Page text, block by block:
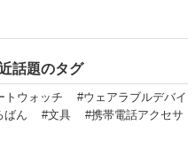
話題のタグ
トウォッチ
#ウェアラブルデバイ
ばん #文具
#携帯電話アクセサ